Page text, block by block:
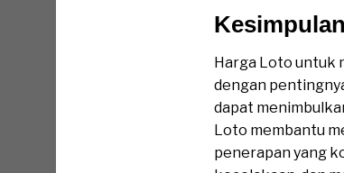
Kesimpulan
Harga Loto untuk
dengan
dapat
Loto membantu
penerapan yang